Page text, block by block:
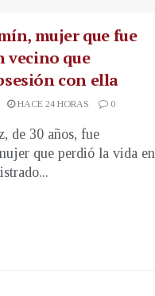
mujer que fue
vecino que
con ella
HACE 24 HORAS 0
de 30 años, fue
que perdió la vida en